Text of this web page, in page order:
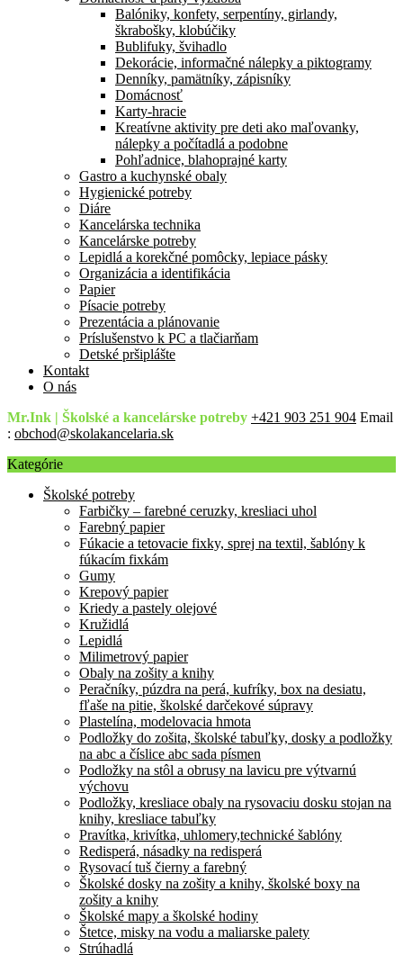
Balóniky, konfety, serpentíny, girlandy,
škrabošky, klobúčiky
Bublifuky, švihadlo
Dekorácie, informačné nálepky a piktogramy
Denníky, pamätníky, zápisníky
Domácnosť
Karty-hracie
Kreatívne aktivity pre deti ako maľovanky,
nálepky a počítadlá a podobne
Pohľadnice, blahoprajné karty
Gastro a kuchynské obaly
Hygienické potreby
Diáre
Kancelárska technika
Kancelárske potreby
Lepidlá a korekčné pomôcky, lepiace pásky
Organizácia a identifikácia
Papier
Písacie potreby
Prezentácia a plánovanie
Príslušenstvo k PC a tlačiarňam
Detské pršiplášte
Kontakt
O nás
Mr.Ink | Školské a kancelárske potreby +421 903 251 904 Email
: obchod@skolakancelaria.sk
Kategórie
Školské potreby
Farbičky – farebné ceruzky, kresliaci uhol
Farebný papier
Fúkacie a tetovacie fixky, sprej na textil, šablóny k
fúkacím fixkám
Gumy
Krepový papier
Kriedy a pastely olejové
Kružidlá
Lepidlá
Milimetrový papier
Obaly na zošity a knihy
Peračníky, púzdra na perá, kufríky, box na desiatu,
fľaše na pitie, školské darčekové súpravy
Plastelína, modelovacia hmota
Podložky do zošita, školské tabuľky, dosky a podložky
na abc a číslice abc sada písmen
Podložky na stôl a obrusy na lavicu pre výtvarnú
výchovu
Podložky, kresliace obaly na rysovaciu dosku stojan na
knihy, kresliace tabuľky
Pravítka, krivítka, uhlomery,technické šablóny
Redisperá, násadky na redisperá
Rysovací tuš čierny a farebný
Školské dosky na zošity a knihy, školské boxy na
zošity a knihy
Školské mapy a školské hodiny
Štetce, misky na vodu a maliarske palety
Strúhadlá